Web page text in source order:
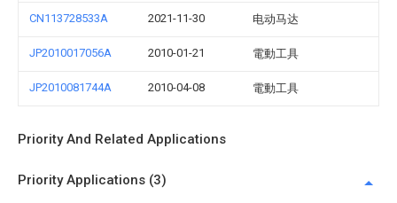
CN113728533A 2021-11-30 电动马达
JP2010017056A 2010-01-21 電動工具
JP2010081744A 2010-04-08 電動工具
Priority And Related Applications
Priority Applications (3)